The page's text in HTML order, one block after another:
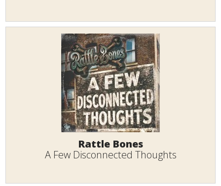
Rattle Bones
A Few Disconnected Thoughts